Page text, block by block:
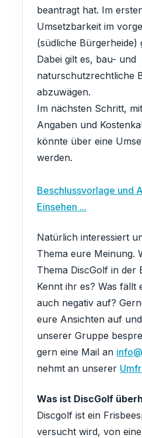
beantragt hat. Im
Umsetzbarkeit im
(südliche Bürgerheide)
Dabei gilt es, bau- und
naturschutzrechtliche
abzuwägen.
Im nächsten Schritt,
Angaben und
könnte über eine
werden.
Beschlussvorlage und
Einsehen ...
Natürlich interessiert
Thema eure Meinung.
Thema DiscGolf in der
Kennt ihr es? Was fällt
auch negativ auf?
eure Ansichten auf
unserer Gruppe
gern eine Mail an
nehmt an unserer
Was ist DiscGolf
Discgolf ist ein
versucht wird, von